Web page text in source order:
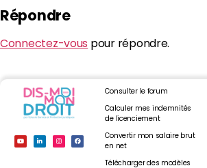
Répondre
Connectez-vous pour répondre.
Consulter le forum
Calculer mes indemnités
de licenciement
Convertir mon salaire brut
en net
Télécharger des modèles